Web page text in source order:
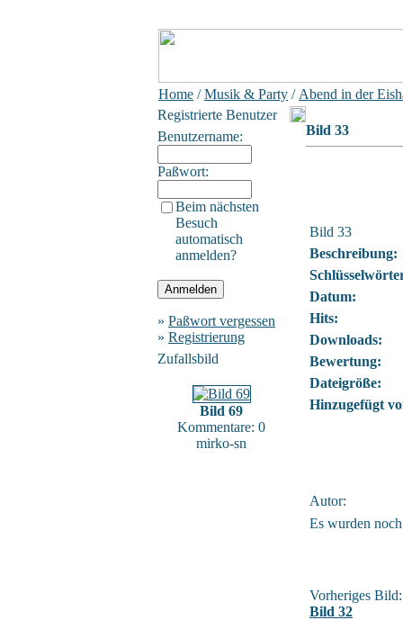
Home /Musik & Party / Abend in der
Registrierte Benutzer
Benutzername:
Paßwort:
Beim nächsten
Besuch
automatisch
anmelden?
» Paßwort vergessen
» Registrierung
Zufallsbild
Bild 69
Kommentare: 0
mirko-sn
Bild 33
Bild 33
Beschreibung:
Datum:
Hits:
Downloads:
Bewertung:
Dateigröße:
Hinzugefügt
Autor:
Es wurden
Vorheriges Bild:
Bild 32